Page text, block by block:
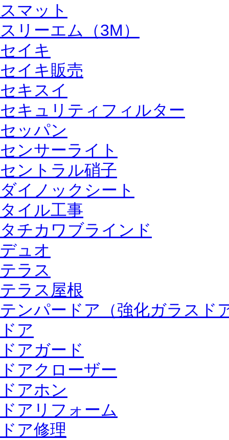
スマット
スリーエム（3M）
セイキ
セイキ販売
セキスイ
セキュリティフィルター
セッパン
センサーライト
セントラル硝子
ダイノックシート
タイル工事
タチカワブラインド
デュオ
テラス
テラス屋根
テンパードア（強化ガラスド
ドア
ドアガード
ドアクローザー
ドアホン
ドアリフォーム
ドア修理